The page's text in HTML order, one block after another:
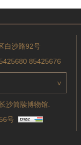
白沙路92号
85425676
>
沙简牍博物馆.
号